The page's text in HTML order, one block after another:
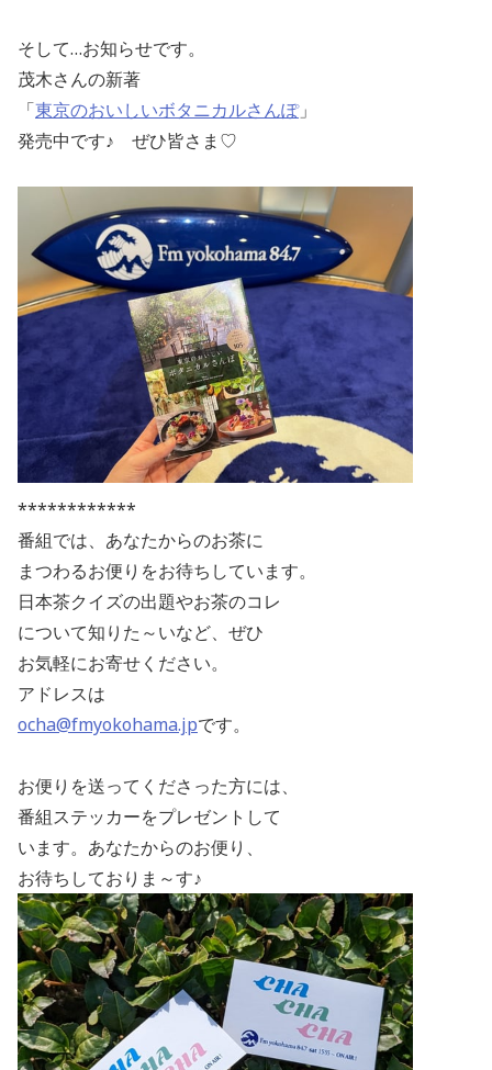
そして…お知らせです。
茂木さんの新著
「東京のおいしいボタニカルさんぽ」
発売中です♪ ぜひ皆さま♡
************
番組では、あなたからのお茶に
まつわるお便りをお待ちしています。
日本茶クイズの出題やお茶のコレ
について知りた～いなど、ぜひ
お気軽にお寄せください。
アドレスは
ocha@fmyokohama.jpです。
お便りを送ってくださった方には、
番組ステッカーをプレゼントして
います。あなたからのお便り、
お待ちしておりま～す♪